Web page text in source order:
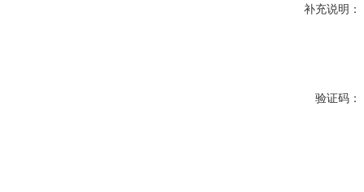
补充说明：
验证码：